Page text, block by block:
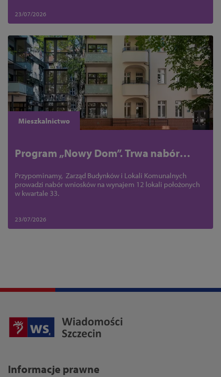
23/07/2026
Mieszkalnictwo
Program „Nowy Dom”. Trwa nabór
Przypominamy, Zarząd Budynków i Lokali Komunalnych
prowadzi nabór wniosków na wynajem 12 lokali położonych
w kwartale 33.
23/07/2026
Informacje prawne